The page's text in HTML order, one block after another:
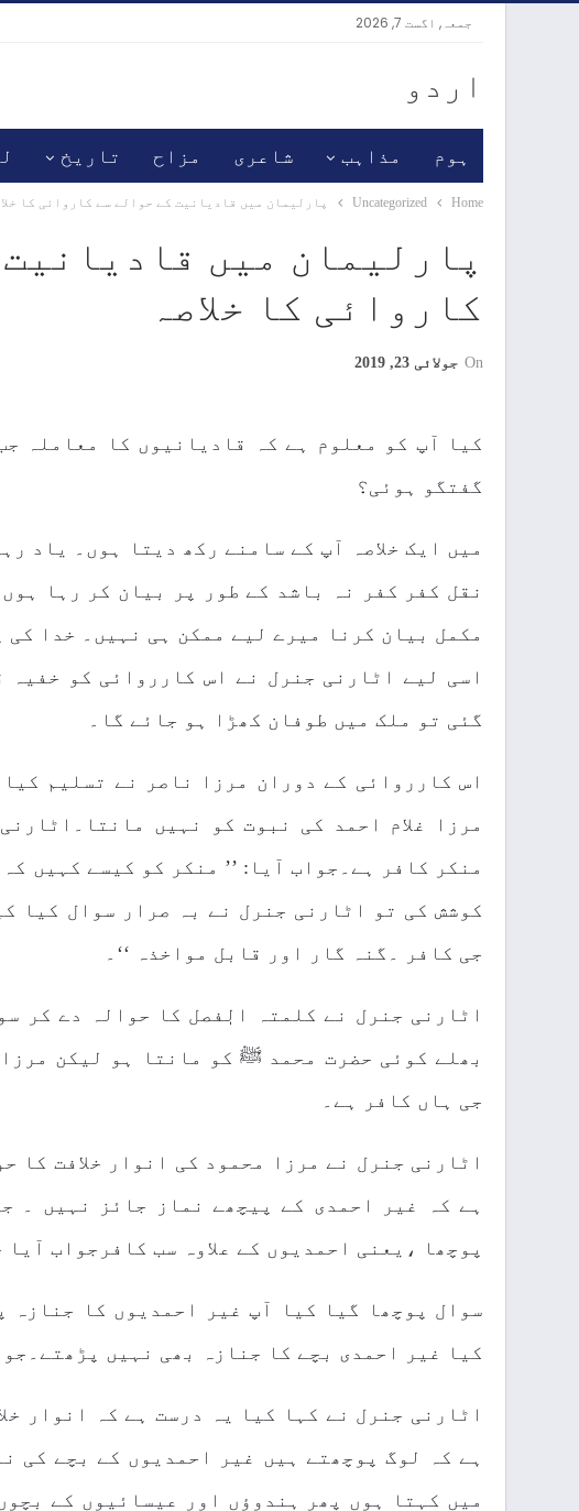
جمعہ, اگست 7, 2026
اردو
ہوم مذاہب شاعری مزاح تاریخ
Home
Uncategorized پارلیمان میں قادیانیت کے حوالے سے کاروائی کا
پارلیمان میں
کاروائی کا خلاصہ
On جولائی 23, 2019
کیا آپ کو معلوم ہے کہ قادیانیوں کا معاملہ
گفتگو ہوئی؟
میں ایک خلاصہ آپ کے سامنے رکھ دیتا ہوں۔ یاد
نقل کفر کفر نہ باشد کے طور پر بیان کر رہا
مکمل بیان کرنا میرے لیے ممکن ہی نہیں۔ خدا کی
اسی لیے اٹارنی جنرل نے اس کارروائی کو
گئی تو ملک میں طوفان کھڑا ہو جائے گا۔
اس کارروائی کے دوران مرزا ناصر نے تسلیم
مرزا غلام احمد کی نبوت کو نہیں
منکر کافر ہے۔جواب آیا: ’’ منکر کو کیسے کہیں
کوشش کی تو اٹارنی جنرل نے بہ صرار سوال کیا
جی کافر ۔گنہ گار اور قابل مواخذہ ‘‘۔
اٹارنی جنرل نے کلمتہ الٖٖفصل کا حوالہ دے کر
بھلے کوئی حضرت محمد ﷺ کو مانتا ہو لیکن
جی ہاں کافر ہے۔
اٹارنی جنرل نے مرزا محمود کی انوار خلافت کا
ہے کہ غیر احمدی کے پیچھے نماز جائز نہیں ۔
پوچھا ،یعنی احمدیوں کے علاوہ سب کافرجواب آیا
سوال پوچھا گیا کیا آپ غیر احمدیوں کا جنازہ
کیا غیر احمدی بچے کا جنازہ بھی نہیں
ہے کہ لوگ پوچھتے ہیں غیر احمدیوں کے بچے کی
میں کہتا ہوں پھر ہندوؤں اور عیسائیوں کے